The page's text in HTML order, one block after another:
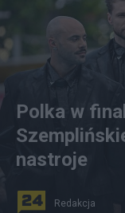
Polka w
nastroje
Redakcja